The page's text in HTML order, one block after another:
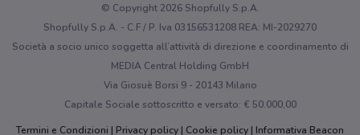
© Copyright 2026 Shopfully S.p.A.
Shopfully S.p.A. - C.F / P. Iva 03156531208 REA: MI-2029270
Società a socio unico soggetta all’attività di direzione e coordinamento di
MEDIA Central Holding GmbH
Via Giosuè Borsi 9 - 20143 Milano
Capitale Sociale sottoscritto e versato: € 50.000,00
Termini e Condizioni
Privacy policy Cookie policy Informativa Beacon